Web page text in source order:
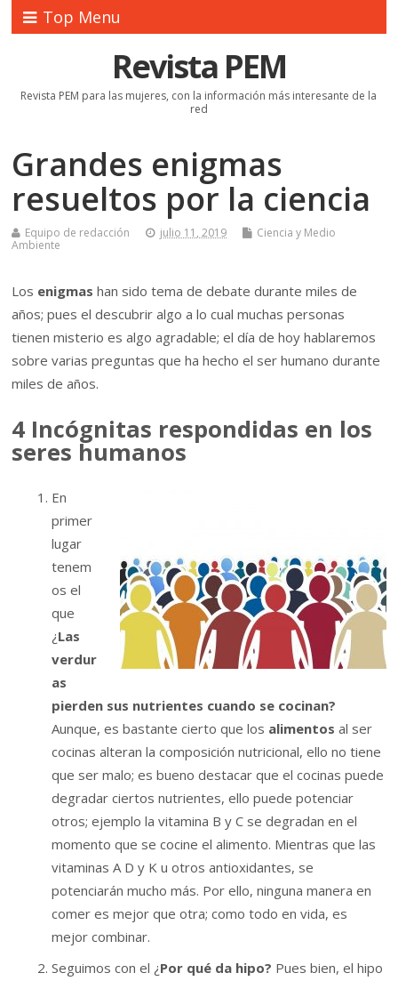
Top Menu
Revista PEM
Revista PEM para las mujeres, con la información más interesante de la
red
Grandes enigmas
resueltos por la ciencia
Equipo de redacción julio 11, 2019
Ciencia y Medio
Ambiente
Los enigmashan sido tema de debate durante miles de
años; pues el descubrir algo a lo cual muchas personas
tienen misterio es algo agradable; el día de hoy hablaremos
sobre varias preguntas que ha hecho el ser humano durante
miles de años.
4 Incógnitas respondidas en los
seres humanos
En
primer
lugar
tenem
os el
que
¿Las
verdur
as
pierden sus nutrientes cuando se cocinan?
Aunque, es bastante cierto que los alimentosal ser
cocinas alteran la composición nutricional, ello no tiene
que ser malo; es bueno destacar que el cocinas puede
degradar ciertos nutrientes, ello puede potenciar
otros; ejemplo la vitamina B y C se degradan en el
momento que se cocine el alimento. Mientras que las
vitaminas A D y K u otros antioxidantes, se
potenciarán mucho más. Por ello, ninguna manera en
comer es mejor que otra; como todo en vida, es
mejor combinar.
Seguimos con el ¿Por qué da hipo? Pues bien, el hipo